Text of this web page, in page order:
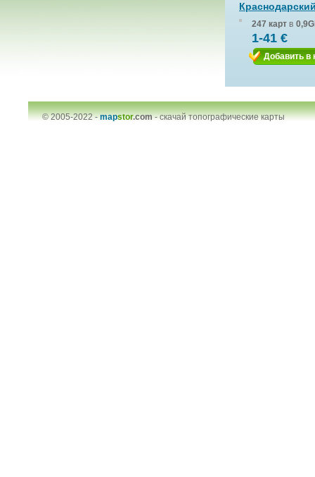
247 карт в
1-41 €
Добавить в
© 2005-2022 -mapstor.com-скачай топографические карты